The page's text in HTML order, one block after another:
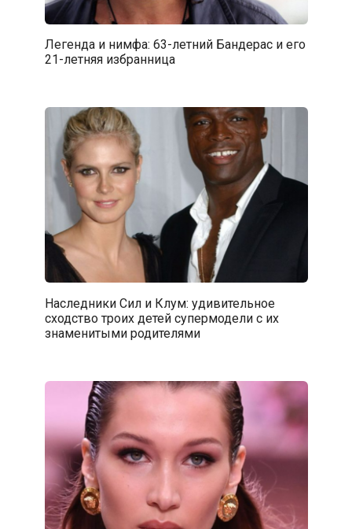
Легенда и нимфа: 63-летний Бандерас и его
21-летняя избранница
Наследники Сил и Клум: удивительное
сходство троих детей супермодели с их
знаменитыми родителями